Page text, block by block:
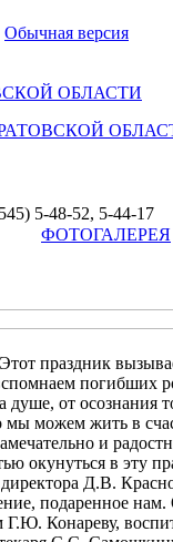
Обычная версия
ОБЛАСТИ
5-48-52, 5-44-17
ФОТОГАЛЕРЕЯ
праздник
погибших
душе, от осознания
мы можем жить в
и
окунуться в эту
Д.В.
подаренное нам.
Конареву,